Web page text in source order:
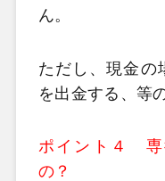
ん。
ただし、現金の
を出金する、等
ポイント４ 専
の？